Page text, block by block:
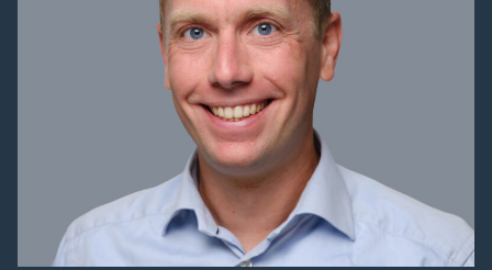
Werken bij
Artikelen
Contact